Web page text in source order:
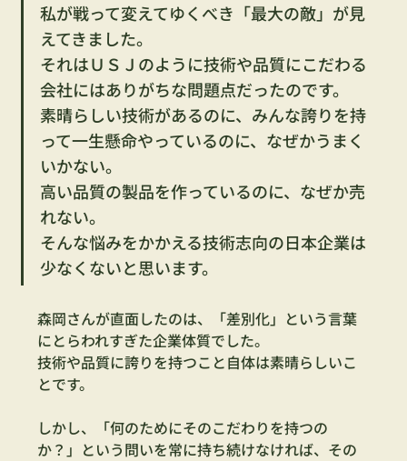
私が戦って変えてゆくべき「最大の敵」が見
えてきました。
それはＵＳＪのように技術や品質にこだわる
会社にはありがちな問題点だったのです。
素晴らしい技術があるのに、みんな誇りを持
って一生懸命やっているのに、なぜかうまく
いかない。
高い品質の製品を作っているのに、なぜか売
れない。
そんな悩みをかかえる技術志向の日本企業は
少なくないと思います。
森岡さんが直面したのは、「差別化」という言葉
にとらわれすぎた企業体質でした。
技術や品質に誇りを持つこと自体は素晴らしいこ
とです。
しかし、「何のためにそのこだわりを持つの
か？」という問いを常に持ち続けなければ、その